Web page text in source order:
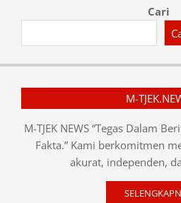
Cari
M-
M-TJEK NEWS “Tegas Dalam
Fakta.” Kami berkomitmen
akurat, independen,